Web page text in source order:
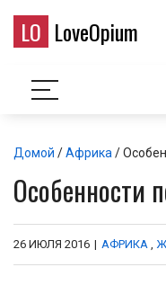
LO LoveOpium
Домой /Африка /
Особенности
26 ИЮЛЯ 2016 | АФРИКА ,